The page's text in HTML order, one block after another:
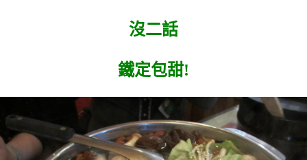
沒二話
鐵定包甜!